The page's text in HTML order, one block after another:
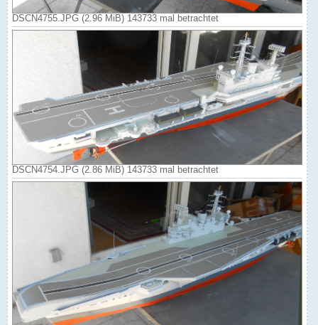
DSCN4755.JPG (2.96 MiB) 143733 mal betrachtet
DSCN4754.JPG (2.86 MiB) 143733 mal betrachtet